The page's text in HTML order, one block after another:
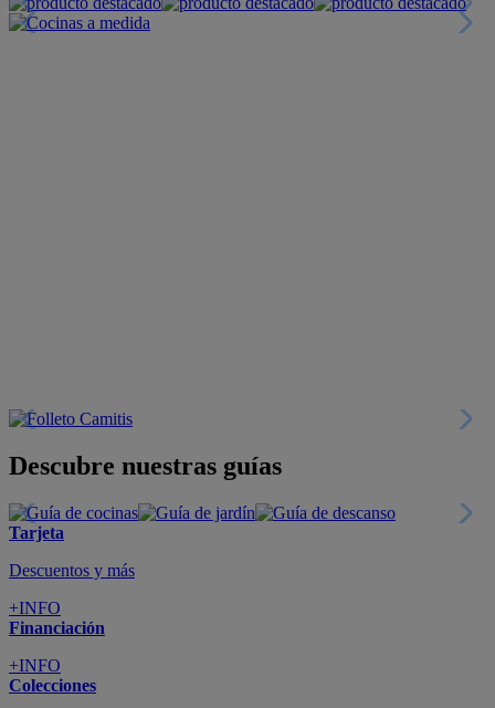
Descubre nuestras guías
Tarjeta
Descuentos y más
+INFO
Financiación
+INFO
Colecciones